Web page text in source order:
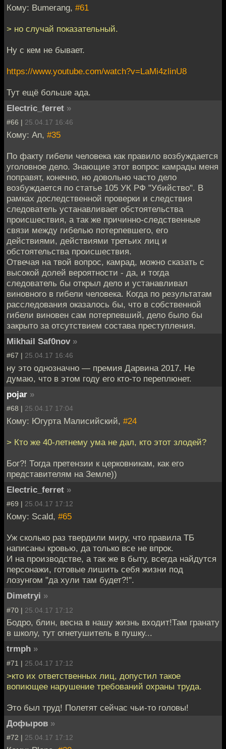
Кому: Bumerang, #61
> но случай показательный.
Ну с кем не бывает.
https://www.youtube.com/watch?v=LaMi4zlinU8
Тут ещё больше ада.
Electric_ferret »
#66 | 25.04.17 16:46
Кому: An, #35
По факту гибели человека как правило возбуждается
уголовное дело. Знающие этот вопрос камрады меня
поправят, конечно, но довольно часто дело
возбуждается по статье 105 УК РФ "Убийство". В
рамках доследственной проверки и следствия
следователь устанавливает обстоятельства
происшествия, а так же причинно-следственные
связи между гибелью потерпевшего, его
действиями, действиями третьих лиц и
обстоятельства происшествия.
Отвечая на твой вопрос, камрад, можно сказать с
высокой долей вероятности - да, и тогда
следователь бы открыл дело и устанавливал
виновного в гибели человека. Когда по результатам
расследования оказалось бы, что в собственной
гибели виновен сам потерпевший, дело было бы
закрыто за отсутствием состава преступления.
Mikhail Saf0nov »
#67 | 25.04.17 16:46
ну это однозначно — премия Дарвина 2017. Не
думаю, что в этом году его кто-то переплюнет.
pojar »
#68 | 25.04.17 17:04
Кому: Югурта Малисийский, #24
> Кто же 40-летнему ума не дал, кто этот злодей?
Бог?! Тогда претензии к церковникам, как его
представителям на Земле))
Electric_ferret »
#69 | 25.04.17 17:12
Кому: Scald, #65
Уж сколько раз твердили миру, что правила ТБ
написаны кровью, да только все не впрок.
И на производстве, а так же в быту, всегда найдутся
персонажи, готовые лишить себя жизни под
лозунгом "да хули там будет?!".
Dimetryi »
#70 | 25.04.17 17:12
Бодро, блин, весна в нашу жизнь входит!Там гранату
в школу, тут огнетушитель в пушку...
trmph »
#71 | 25.04.17 17:12
>кто их ответственных лиц, допустил такое
вопиющее нарушение требований охраны труда.
Это был труд! Полетят сейчас чьи-то головы!
Дофыров »
#72 | 25.04.17 17:12